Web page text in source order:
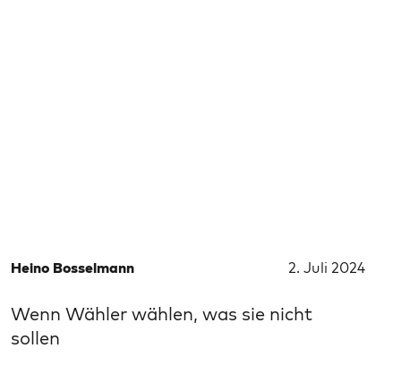
Heino Bosselmann 2. Juli 2024
Wenn Wähler wählen, was sie nicht
sollen